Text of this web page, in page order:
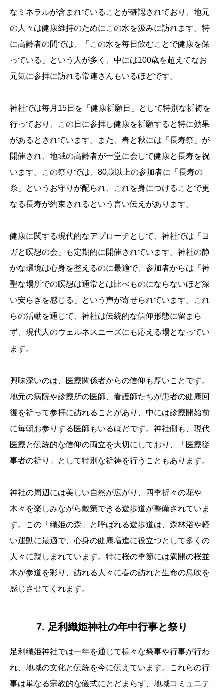
なミネラルが含まれていることが確認されており、地元
の人々は健康維持のためにこの水を汲みに訪れます。特
に高齢者の間では、「この水を毎日飲むことで健康を保
っている」という人が多く、中には100歳を超えてなお
元気に参拝に訪れる常連さんもいるほどです。
神社では毎月15日を「健康祈願日」として特別な祈祷を
行っており、この日に参拝し健康を祈願すると特に効果
があるとされています。また、春と秋には「長寿祭」が
開催され、地域の高齢者が一堂に会して健康と長寿を祝
います。この祭りでは、80歳以上の参加者に「長寿の
糸」というお守りが配られ、これを身につけることで更
なる長寿が約束されるという言い伝えがあります。
健康に関する現代的なアプローチとして、神社では「ヨ
ガと瞑想の会」も定期的に開催されています。神社の静
かな環境は心身を整えるのに最適で、参加者からは「神
聖な場所での瞑想は通常とは比べものにならないほど深
い安らぎを感じる」という声が寄せられています。これ
らの活動を通じて、神社は伝統的な信仰形態に留まら
ず、現代人のウェルネスニーズにも応える場となってい
ます。
興味深いのは、医療関係者からの信仰も厚いことです。
地元の病院や診療所の医師、看護師たちが患者の健康回
復を祈って参拝に訪れることがあり、中には診療開始前
に毎朝お参りする医師もいるほどです。神社側も、現代
医療と伝統的な信仰の両立を大切にしており、「医療従
事者の祈り」として特別な祈祷を行うこともあります。
神社の周辺には美しい自然が広がり、四季折々の花や
木々を楽しみながら散策できる遊歩道が整備されていま
す。この「織姫の森」と呼ばれる遊歩道は、森林浴や軽
い運動に最適で、心身の健康増進に役立つとして多くの
人々に親しまれています。特に桜の季節には満開の桜並
木が参道を彩り、訪れる人々に春の訪れと生命の息吹を
感じさせてくれます。
7. 足利織姫神社の年中行事と祭り
足利織姫神社では一年を通じて様々な祭事や行事が行わ
れ、地域の文化と伝統を今に伝えています。これらの行
事は単なる宗教的な儀式にとどまらず、地域コミュニテ